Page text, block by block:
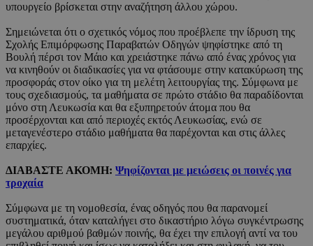
υπουργείο βρίσκεται στην αναζήτηση άλλου χώρου.
Σημειώνεται ότι ο σχετικός νόμος που προέβλεπε την ίδρυση της
Σχολής Επιμόρφωσης Παραβατών Οδηγών ψηφίστηκε από τη
Βουλή πέρσι τον Μάιο και χρειάστηκε πάνω από ένας χρόνος για
να κινηθούν οι διαδικασίες για να φτάσουμε στην κατακύρωση της
προσφοράς στον οίκο για τη μελέτη λειτουργίας της. Σύμφωνα με
τους σχεδιασμούς, τα μαθήματα σε πρώτο στάδιο θα παραδίδονται
μόνο στη Λευκωσία και θα εξυπηρετούν άτομα που θα
προσέρχονται και από περιοχές εκτός Λευκωσίας, ενώ σε
μεταγενέστερο στάδιο μαθήματα θα παρέχονται και στις άλλες
επαρχίες.
ΔΙΑΒΑΣΤΕ ΑΚΟΜΗ: Ψηφίζονται με μειώσεις οι ποινές για
τροχαία
Σύμφωνα με τη νομοθεσία, ένας οδηγός που θα παρανομεί
συστηματικά, όταν καταλήγει στο δικαστήριο λόγω συγκέντρωσης
μεγάλου αριθμού βαθμών ποινής, θα έχει την επιλογή αντί να του